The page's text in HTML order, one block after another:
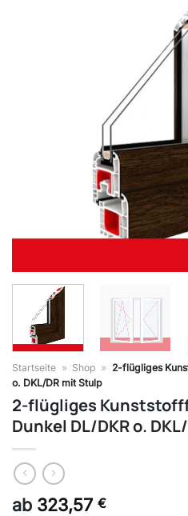
Startseite » Shop » 2-flügliges
o. DKL/DR mit Stulp
2-flügliges
Dunkel DL/DKR o.
ab 323,57 €